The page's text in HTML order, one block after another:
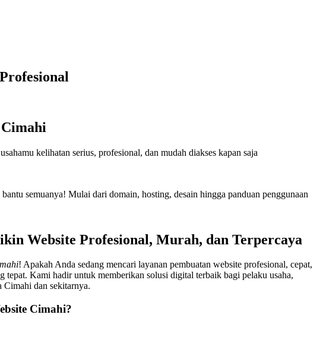
Cimahi
kelihatan serius, profesional, dan mudah diakses kapan saja
semuanya! Mulai dari domain, hosting, desain hingga panduan penggunaan
Website Profesional, Murah, dan Terpercaya
! Apakah Anda sedang mencari layanan pembuatan website profesional, cepat,
tepat. Kami hadir untuk memberikan solusi digital terbaik bagi pelaku usaha,
dan sekitarnya.
Cimahi?